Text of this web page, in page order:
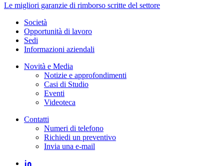
Le migliori garanzie di rimborso scritte del settore
Società
Opportunità di lavoro
Sedi
Informazioni aziendali
Novità e Media
Notizie e approfondimenti
Casi di Studio
Eventi
Videoteca
Contatti
Numeri di telefono
Richiedi un preventivo
Invia una e-mail